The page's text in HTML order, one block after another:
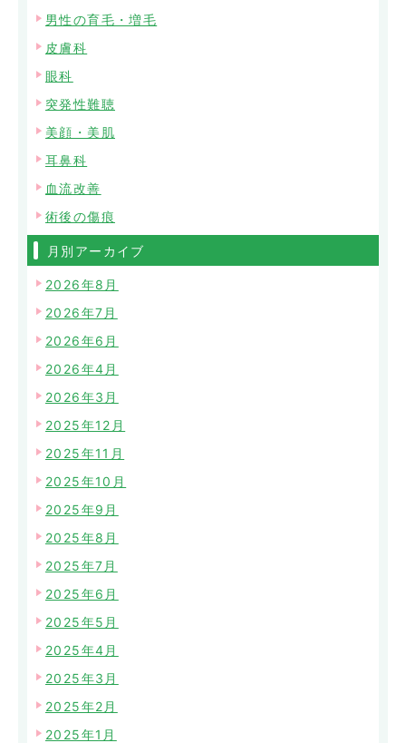
男性の育毛・増毛
皮膚科
眼科
突発性難聴
美顔・美肌
耳鼻科
血流改善
術後の傷痕
月別アーカイブ
2026年8月
2026年7月
2026年6月
2026年4月
2026年3月
2025年12月
2025年11月
2025年10月
2025年9月
2025年8月
2025年7月
2025年6月
2025年5月
2025年4月
2025年3月
2025年2月
2025年1月